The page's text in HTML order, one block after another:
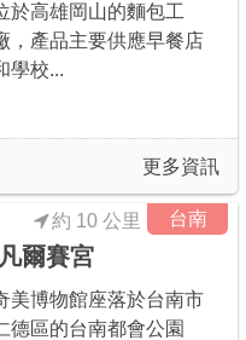
於高雄岡山的麵包工
，產品主要供應早餐店
學校...
更多資訊
台南
爾賽宮
約 10 公里
美博物館座落於台南市
德區的台南都會公園